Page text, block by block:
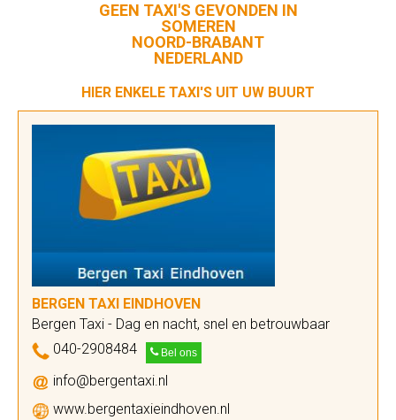
GEEN TAXI'S GEVONDEN IN
SOMEREN
NOORD-BRABANT
NEDERLAND
HIER ENKELE TAXI'S UIT UW BUURT
BERGEN TAXI EINDHOVEN
Bergen Taxi - Dag en nacht, snel en betrouwbaar
040-2908484
Bel ons
info@bergentaxi.nl
www.bergentaxieindhoven.nl